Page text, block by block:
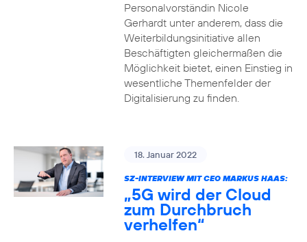
Personalvorständin Nicole
Gerhardt unter anderem, dass die
Weiterbildungsinitiative allen
Beschäftigten gleichermaßen die
Möglichkeit bietet, einen Einstieg in
wesentliche Themenfelder der
Digitalisierung zu finden.
18. Januar 2022
SZ-INTERVIEW MIT CEO MARKUS HAAS:
„5G wird der Cloud
zum Durchbruch
verhelfen“